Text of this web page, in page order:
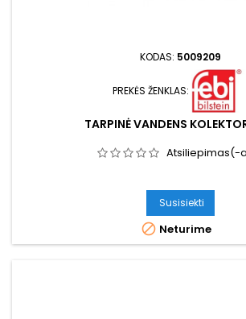
KODAS: 5009209
PREKĖS ŽENKLAS:
TARPINĖ VANDENS
Atsiliepimas(-
Susisiekti
 Neturime